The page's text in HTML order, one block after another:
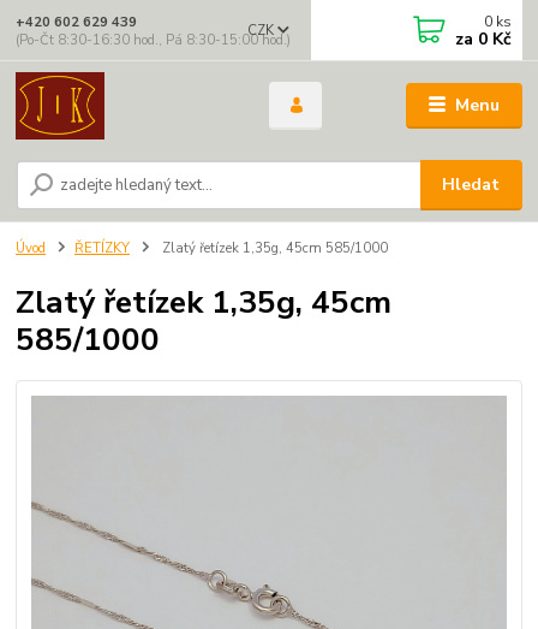
Menu
CZK
Hledat
+420 602 629 439
(Po-Čt 8:30-16:30 hod., Pá 8:30-15:00 hod.)
0 ks
za 0 Kč
Úvod ŘETÍZKY Zlatý řetízek 1,35g, 45cm 585/1000
Zlatý řetízek 1,35g, 45cm
585/1000